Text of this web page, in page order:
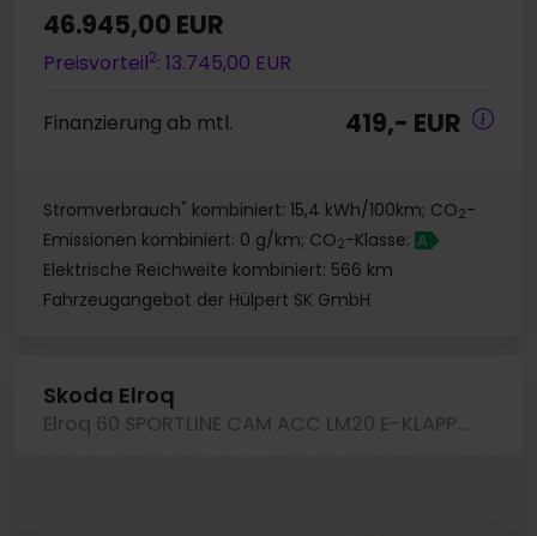
46.945,00 EUR
Preisvorteil2: 13.745,00 EUR
Finanzierung ab mtl. 419,- EUR
Stromverbrauch* kombiniert: 15,4 kWh/100km; CO2-
Emissionen kombiniert: 0 g/km; CO2-Klasse: A
Elektrische Reichweite kombiniert: 566 km
Fahrzeugangebot der Hülpert SK GmbH
Skoda Elroq
Elroq 60 SPORTLINE CAM ACC LM20 E-KLAPPE NAVI